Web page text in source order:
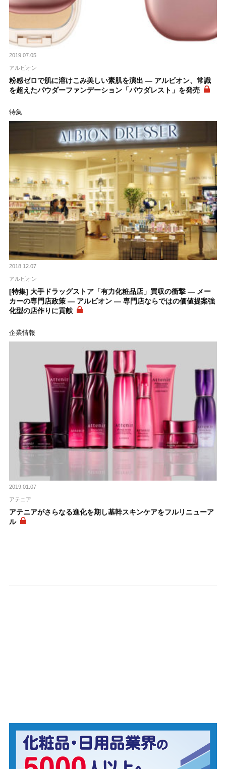
2019.07.05
アルビオン
粉感ゼロで肌に溶けこみ美しい素肌を演出 ― アルビオン、常識
を超えたパウダーファンデーション「パウダレスト」を発売
特集
2018.12.07
アルビオン
[特集] 大手ドラッグストア「有力化粧品店」買収の衝撃 ― メー
カーの専門店政策 ― アルビオン ― 専門店ならではの価値提案強
化型の店作りに貢献
企業情報
2019.01.07
アテニア
アテニアがさらなる進化を期し基幹スキンケアをフルリニューア
ル